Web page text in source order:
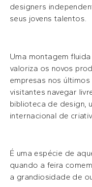
designers
seus jovens talentos.
Uma montagem
valoriza os novos
empresas nos
visitantes navegar
biblioteca de design,
internacional de
É uma espécie de
quando a feira
a grandiosidade de